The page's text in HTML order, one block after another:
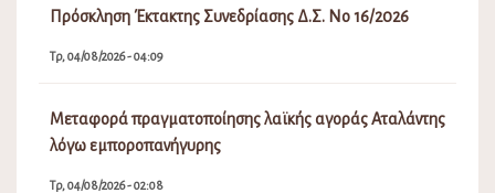
Πρόσκληση Έκτακτης Συνεδρίασης Δ.Σ. Νο 16/2026
Τρ, 04/08/2026 - 04:09
Μεταφορά πραγματοποίησης λαϊκής αγοράς Αταλάντης
λόγω εμποροπανήγυρης
Τρ, 04/08/2026 - 02:08